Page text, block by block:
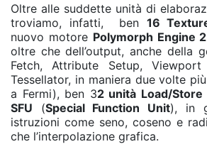
Oltre alle suddette unità di
troviamo, infatti, ben 16
nuovo motore Polymorph Engine
oltre che dell’output, anche della
Fetch, Attribute Setup,
Tessellator, in maniera due volte
a Fermi), ben 32 unità Load/Store
SFU (Special Function Unit), in
istruzioni come seno, coseno e
che l’interpolazione grafica.